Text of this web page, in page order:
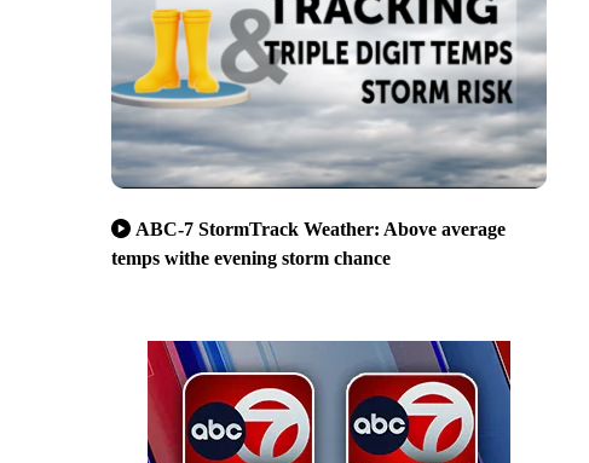
ABC-7 StormTrack Weather: Above average
temps withe evening storm chance